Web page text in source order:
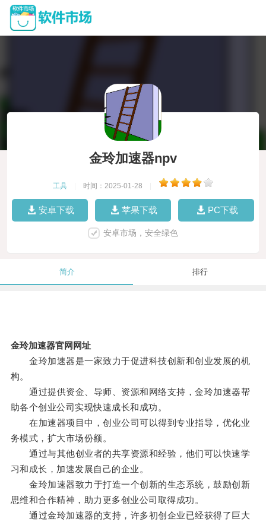
金玲加速器npv
工具 时间：2025-01-28
安卓下载 苹果下载 PC下载
安卓市场，安全绿色
简介 排行
金玲加速器官网网址
金玲加速器是一家致力于促进科技创新和创业发展的机
构。
通过提供资金、导师、资源和网络支持，金玲加速器帮
助各个创业公司实现快速成长和成功。
在加速器项目中，创业公司可以得到专业指导，优化业
务模式，扩大市场份额。
通过与其他创业者的共享资源和经验，他们可以快速学
习和成长，加速发展自己的企业。
金玲加速器致力于打造一个创新的生态系统，鼓励创新
思维和合作精神，助力更多创业公司取得成功。
通过金玲加速器的支持，许多初创企业已经获得了巨大